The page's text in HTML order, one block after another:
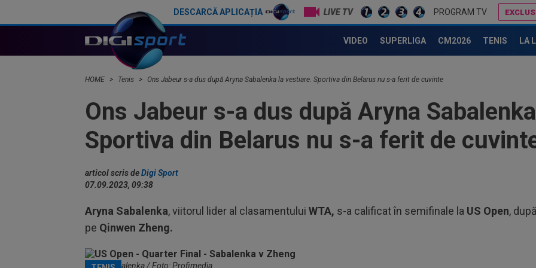
DESCARCĂ APLICAȚIA LIVE TV PROGRAM TV
VIDEO SUPERLIGA CM2026 TENIS LA
HOME Tenis Ons Jabeur s-a dus după Aryna Sabalenka la vestiare. Sportiva din Belarus nu s-a ferit de cuvinte
Ons Jabeur s-a dus după Aryna
Sportiva din Belarus nu s-a ferit de
articol scris deDigi Sport
07.09.2023, 09:38
Aryna Sabalenka, viitorul lider al clasamentului WTA, s-a calificat în semifinale la US Open,
pe Qinwen Zheng.
Aryna Sabalenka / Foto: Profimedia
iar